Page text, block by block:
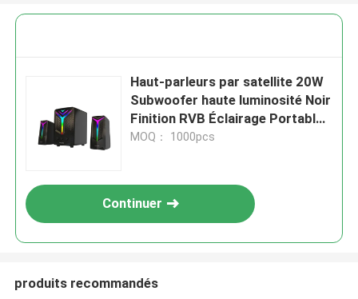
Haut-parleurs par satellite 20W
Subwoofer haute luminosité Noir
Finition RVB Éclairage Portable
Remote Bluetooth 5.0 AUX
MOQ： 1000pcs
Continuer
produits recommandés